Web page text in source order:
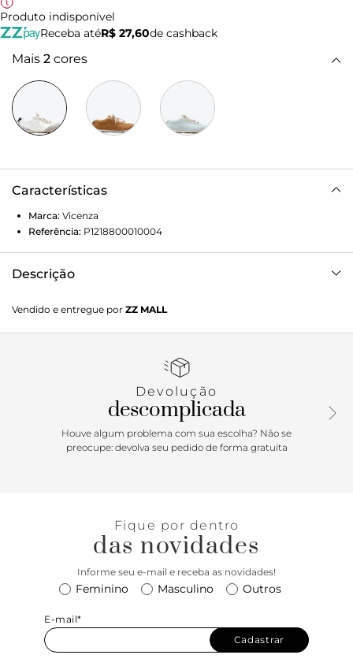
Produto indisponível
Receba atéR$ 27,60de cashback
Mais 2 cores
Características
Marca: Vicenza
Referência: P1218800010004
Descrição
estilo e conforto em um design contemporâneo. O bico
arredondado e o acabamento sofisticado trazem um toque
modernas. Versátil e cheio de personalidade, é a escolha
estilo de forma autêntica e atual.
Vendido e entregue por ZZ MALL
Devolução
descomplicada
Houve algum problema com sua escolha? Não se
preocupe: devolva seu pedido de forma gratuita
Fique por dentro
das novidades
Informe seu e-mail e receba as novidades!
Feminino Masculino Outros
E-mail*
Cadastrar